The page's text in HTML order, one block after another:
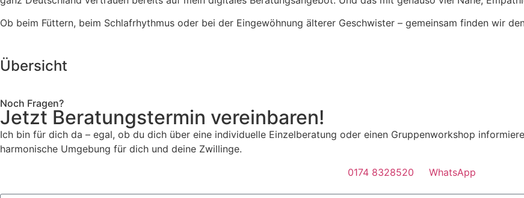
Ob beim Füttern, beim Schlafrhythmus oder bei der Eingewöhnung älterer Geschwister – gemeinsam finden wir
Übersicht
Noch Fragen?
Jetzt Beratungstermin vereinbaren!
Ich bin für dich da – egal, ob du dich über eine individuelle Einzelberatung oder einen Gruppenworkshop
harmonische Umgebung für dich und deine Zwillinge.
0174 8328520
WhatsApp